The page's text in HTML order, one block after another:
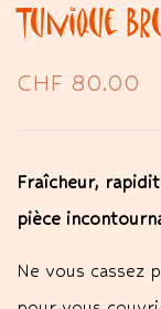
Tunique
CHF 80.00
Fraîcheur,
pièce
Ne vous cassez